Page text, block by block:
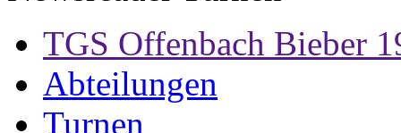
TGS Offenbach Bieber
Abteilungen
Turnen